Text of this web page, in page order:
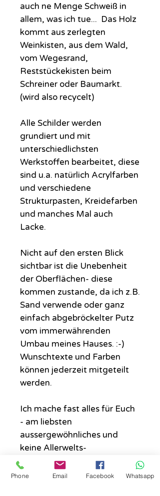
auch ne Menge Schweiß in
allem, was ich tue... Das Holz
kommt aus zerlegten
Weinkisten, aus dem Wald,
vom Wegesrand,
Reststückekisten beim
Schreiner oder Baumarkt.
(wird also recycelt)
Alle Schilder werden
grundiert und mit
unterschiedlichsten
Werkstoffen bearbeitet, diese
sind u.a. natürlich Acrylfarben
und verschiedene
Strukturpasten, Kreidefarben
und manches Mal auch
Lacke.
Nicht auf den ersten Blick
sichtbar ist die Unebenheit
der Oberflächen- diese
kommen zustande, da ich z.B.
Sand verwende oder ganz
einfach abgebröckelter Putz
vom immerwährenden
Umbau meines Hauses. :-)
Wunschtexte und Farben
können jederzeit mitgeteilt
werden.
Ich mache fast alles für Euch
- am liebsten
aussergewöhnliches und
keine Allerwelts-
Standardsprüche.
Phone Email Facebook Whatsapp